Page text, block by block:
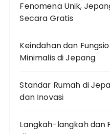
Fenomena Unik,
Secara Gratis
Keindahan dan
Minimalis di Jepang
Standar Rumah di
dan Inovasi
Langkah-langkah dan